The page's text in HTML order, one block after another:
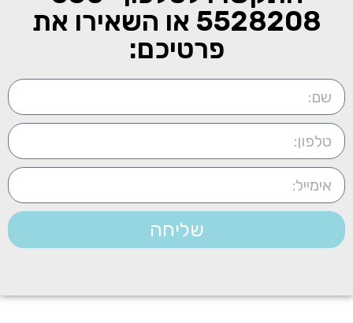
5528208או השאירו את
פרטיכם:
שליחה